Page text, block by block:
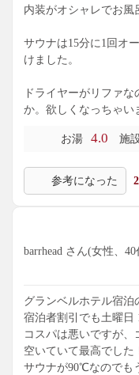
内装がオシャレでお風
サウナは15分に1回オ
けました。
ドライヤーがリファ
か。欲しくなっちゃい
お湯 4.0 施
参考になった
barrhead さん(女性、40
グランベルホテル宿泊
宿泊者割引でも土曜日
コスパは悪いですが
空いていて最高でした
サウナが90℃なのでも